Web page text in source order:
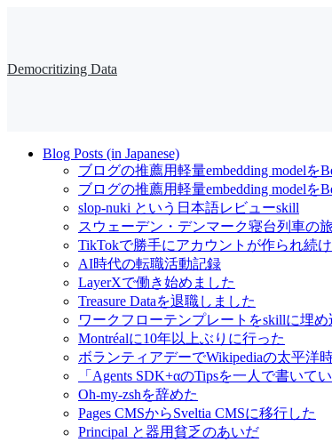
Democritizing Data
Blog Posts (in Japanese)
ブログの推薦用軽量embedding modelを
ブログの推薦用軽量embedding model
slop-nuki という日本語レビューskill
スウェーデン・デンマーク寝台列車の旅
TikTokで勝手にアカウントが作られ続
AI時代の転職活動記録
LayerXで働き始めました
Treasure Dataを退職しました
ワークフローテンプレートをskillに埋
Montréalに10年以上ぶりに行った
ボランティアデーでWikipediaの太平洋
「Agents SDK+αのTipsを一人で書いて
Oh-my-zshを辞めた
Pages CMSからSveltia CMSに移行した
Principal と器用貧乏のあいだ